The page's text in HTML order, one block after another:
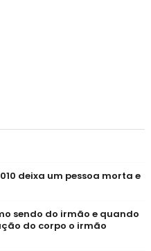
deixa um pessoa morta e
sendo do irmão e quando
do corpo o irmão